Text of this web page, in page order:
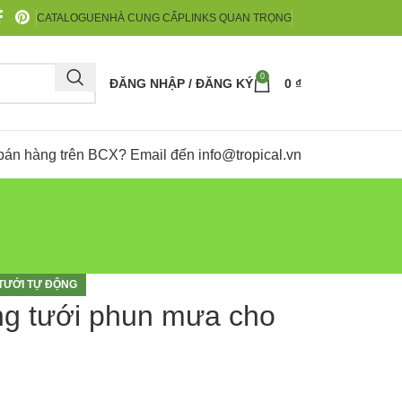
CATALOGUENHÀ CUNG CẤPLINKS QUAN TRỌNG
ĐĂNG NHẬP / ĐĂNG KÝ 0 0 ₫
hàng trên BCX? Email đến info@tropical.vn
TỰ ĐỘNG
tưới phun mưa cho